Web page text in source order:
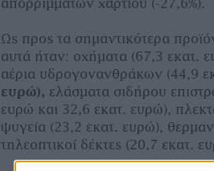
Ως προς τα σημαντικότερα
αυτά ήταν: οχήματα (67,3 εκατ.
αέρια υδρογονανθράκων (44,9
ευρώ), ελάσματα σιδήρου
ευρώ και 32,6 εκατ. ευρώ),
ψυγεία (23,2 εκατ. ευρώ),
τηλεοπτικοί δέκτες (20,7 εκατ.